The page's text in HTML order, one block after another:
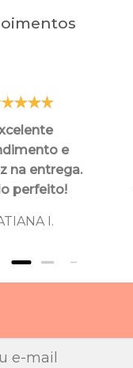
e
na entrega.
perfeito!
I.